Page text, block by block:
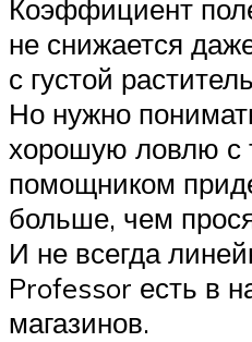
Коэффициент
не снижается
с густой
Но нужно
хорошую ловлю с
помощником
больше, чем
И не всегда
Professor есть в
магазинов.